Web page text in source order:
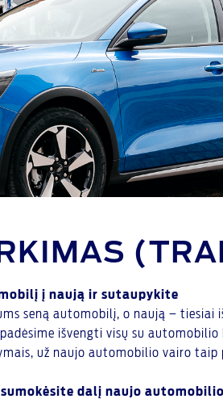
į naują ir sutaupykite
seną automobilį, o naują – tiesiai
išvengti visų su
už naujo automobilio vairo taip
dalį naujo